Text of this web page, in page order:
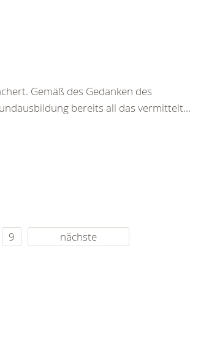
Gemäß des Gedanken des
bereits all das vermittelt...
9 nächste